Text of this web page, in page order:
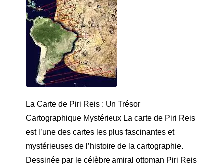
La Carte de Piri Reis : Un Trésor
Cartographique Mystérieux La carte de Piri Reis
est l’une des cartes les plus fascinantes et
mystérieuses de l’histoire de la cartographie.
Dessinée par le célèbre amiral ottoman Piri Reis